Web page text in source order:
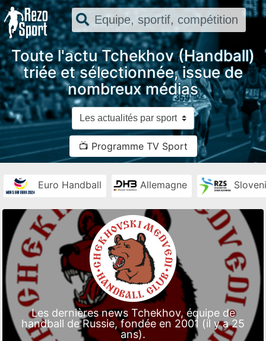
Toute l'actu Tchekhov (Handball)
triée et sélectionnée, issue de
nombreux médias
📺 Programme TV Sport
Euro Handball Allemagne
Les dernières news Tchekhov, équipe de
handball de Russie, fondée en 2001 (il y a 25
ans).